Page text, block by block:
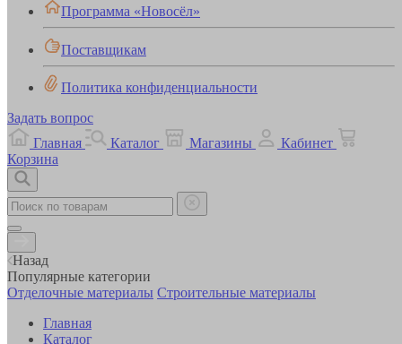
Программа «Новосёл»
Поставщикам
Политика конфиденциальности
Задать вопрос
Главная
Каталог Магазины
Кабинет
Корзина
Назад
Популярные категории
Отделочные материалы Строительные материалы
Главная
Каталог